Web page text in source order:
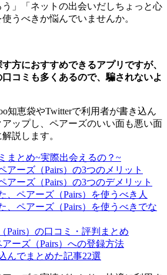
」「ネットの出会いだしちょっと心
うべきか悩んでいませんか。
方におすすめできるアプリですが、
コミも多くあるので、騙されないよ
知恵袋やTwitterで利用者が書き込ん
ップし、ペアーズのいい面も悪い面
説します。
まとめ~実際出会えるの？~
アーズ（Pairs）の3つのメリット
アーズ（Pairs）の3つのデメリット
、ペアーズ（Pairs）を使うべき人
、ペアーズ（Pairs）を使うべきでな
Pairs）の口コミ・評判まとめ
ーズ（Pairs）への登録方法
んでまとめた記事22選